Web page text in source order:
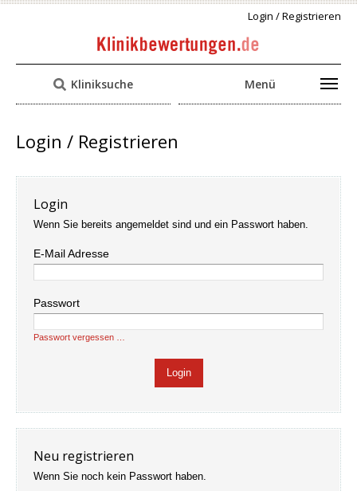
Login / Registrieren
Kliniksuche Menü
Login / Registrieren
Login
Wenn Sie bereits angemeldet sind und ein Passwort haben.
E-Mail Adresse
Passwort
Passwort vergessen …
Neu registrieren
Wenn Sie noch kein Passwort haben.